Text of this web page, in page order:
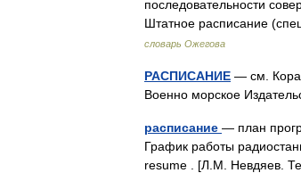
последовательности
Штатное расписание
словарь Ожегова
РАСПИСАНИЕ — см.
Военно морское
расписание — план
График работы
resume . [Л.М. Невдяев.